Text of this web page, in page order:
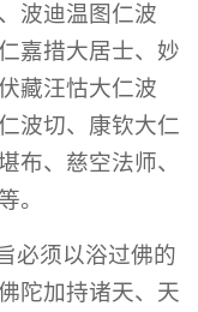
波迪温图仁波
嘉措大居士、妙
藏汪怙大仁波
波切、康钦大仁
布、慈空法师、
。
必须以浴过佛的
陀加持诸天、天